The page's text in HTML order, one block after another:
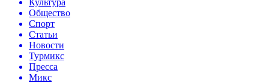
Культура
Общество
Спорт
Статьи
Новости
Турмикс
Пресса
Микс